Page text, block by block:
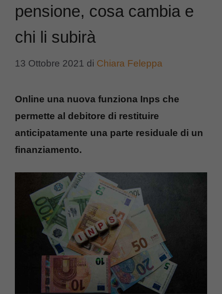
pensione, cosa cambia e
chi li subirà
13 Ottobre 2021 di Chiara Feleppa
Online una nuova funziona Inps che
permette al debitore di restituire
anticipatamente una parte residuale di un
finanziamento.